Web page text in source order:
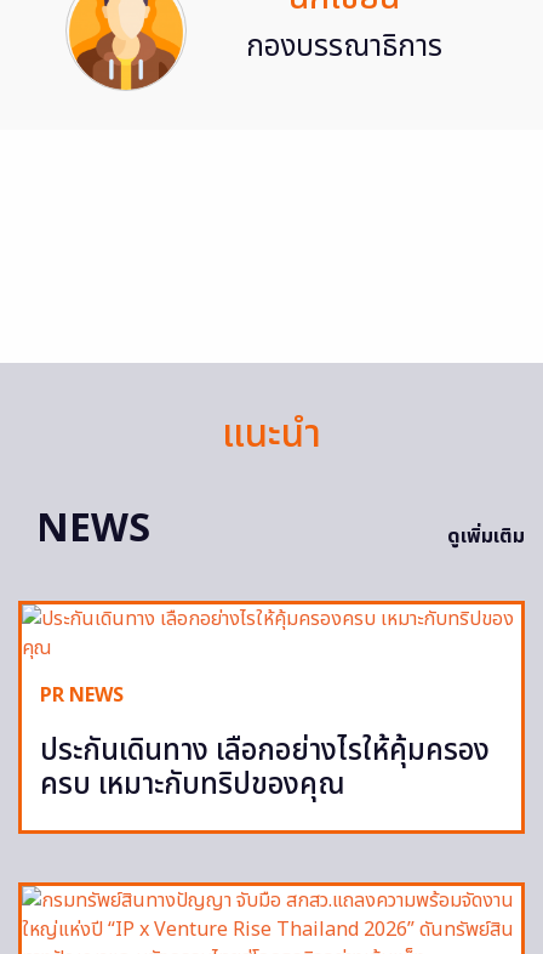
กองบรรณาธิการ
แนะนำ
NEWS
ดูเพิ่มเติม
PR NEWS
ประกันเดินทาง เลือกอย่างไรให้คุ้มครอง
ครบ เหมาะกับทริปของคุณ